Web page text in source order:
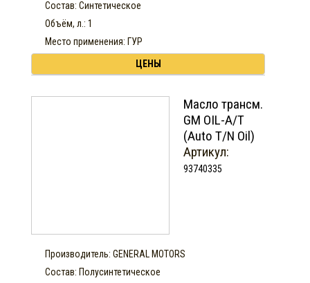
Состав: Синтетическое
Объём, л.: 1
Место применения: ГУР
ЦЕНЫ
Масло трансм.
GM OIL-A/T
(Auto T/N Oil)
Артикул:
93740335
Производитель: GENERAL MOTORS
Состав: Полусинтетическое